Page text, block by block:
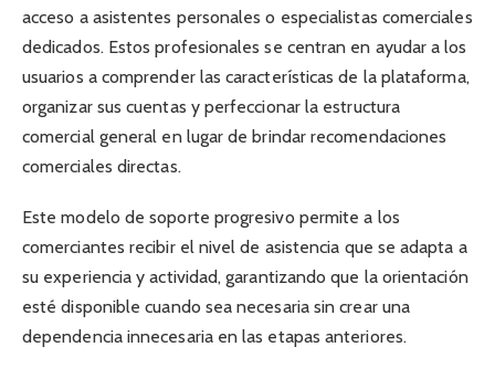
acceso a asistentes personales o especialistas comerciales
dedicados. Estos profesionales se centran en ayudar a los
usuarios a comprender las características de la plataforma,
organizar sus cuentas y perfeccionar la estructura
comercial general en lugar de brindar recomendaciones
comerciales directas.
Este modelo de soporte progresivo permite a los
comerciantes recibir el nivel de asistencia que se adapta a
su experiencia y actividad, garantizando que la orientación
esté disponible cuando sea necesaria sin crear una
dependencia innecesaria en las etapas anteriores.